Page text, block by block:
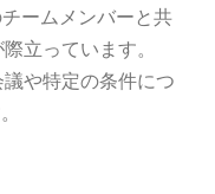
ームメンバーと共
立っています。
や特定の条件につ